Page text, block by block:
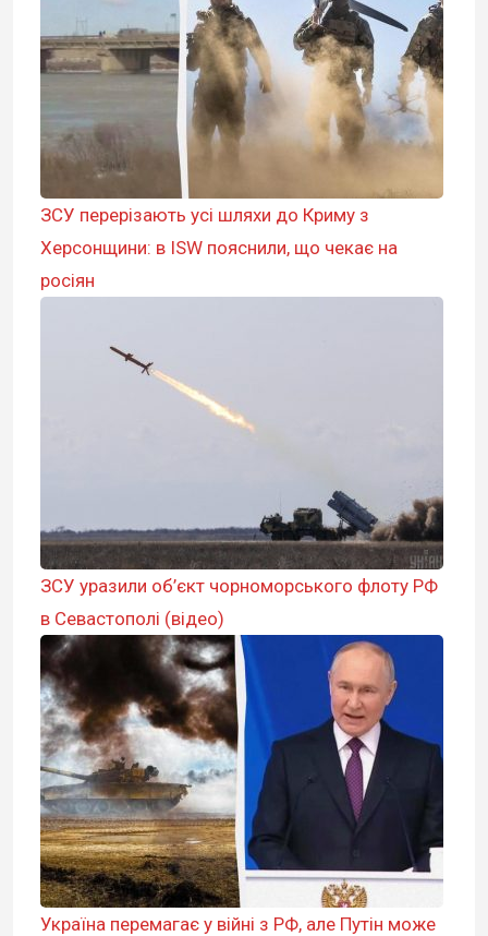
ЗСУ перерізають усі шляхи до Криму з
Херсонщини: в ISW пояснили, що чекає на
росіян
ЗСУ уразили об’єкт чорноморського флоту РФ
в Севастополі (відео)
Україна перемагає у війні з РФ, але Путін може